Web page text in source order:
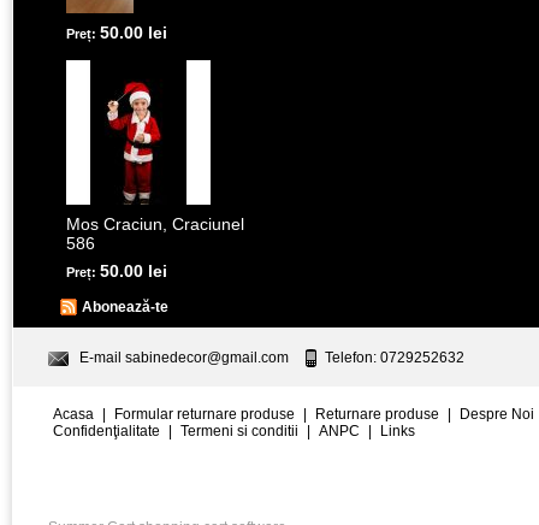
Preț: 50.00 lei
Mos Craciun, Craciunel
586
Preț: 50.00 lei
Abonează-te
E-mail sabinedecor@gmail.com Telefon: 0729252632
Acasa Formular returnare produse Returnare produse
Despre Noi
Confidenţialitate
Termeni si conditii ANPC Links